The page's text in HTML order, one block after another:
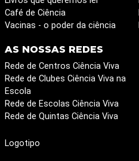
Café de Ciência
Vacinas - o poder da ciência
AS NOSSAS REDES
Rede de Centros Ciência Viva
Rede de Clubes Ciência Viva na
Escola
Rede de Escolas Ciência Viva
Rede de Quintas Ciência Viva
Logotipo